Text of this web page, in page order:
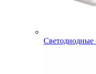
Светодиодные